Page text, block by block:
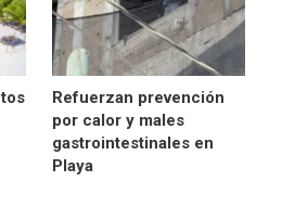
Refuerzan prevención
por calor y males
gastrointestinales en
Playa